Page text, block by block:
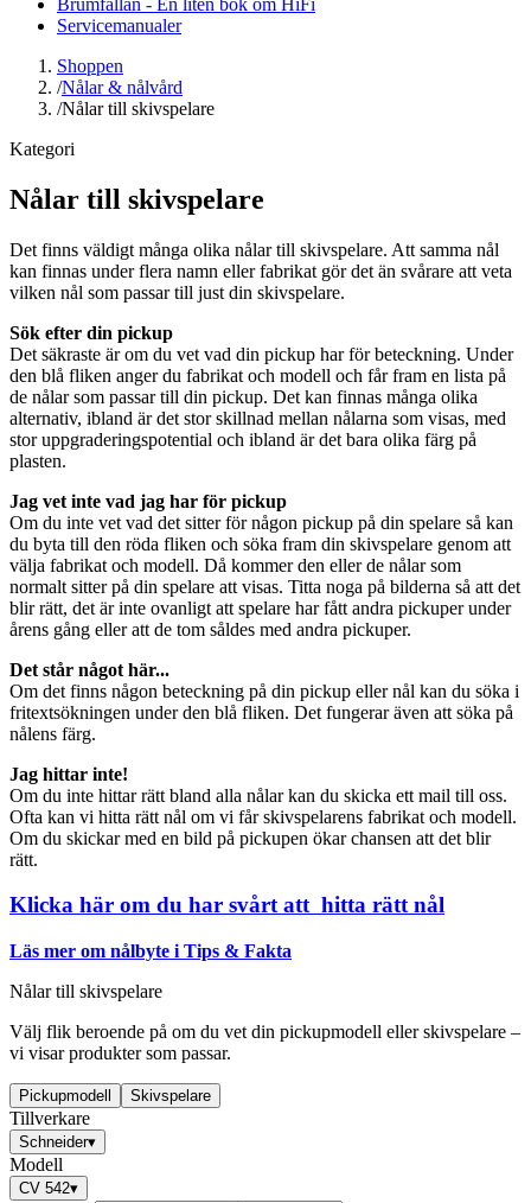
Servicemanualer
Shoppen
/Nålar & nålvård
/Nålar till skivspelare
Kategori
Nålar till skivspelare
Det finns väldigt många olika nålar till skivspelare. Att samma nål
kan finnas under flera namn eller fabrikat gör det än svårare att veta
vilken nål som passar till just din skivspelare.
Sök efter din pickup
Det säkraste är om du vet vad din pickup har för beteckning. Under
den blå fliken anger du fabrikat och modell och får fram en lista på
de nålar som passar till din pickup. Det kan finnas många olika
alternativ, ibland är det stor skillnad mellan nålarna som visas, med
stor uppgraderingspotential och ibland är det bara olika färg på
plasten.
Jag vet inte vad jag har för pickup
Om du inte vet vad det sitter för någon pickup på din spelare så kan
du byta till den röda fliken och söka fram din skivspelare genom att
välja fabrikat och modell. Då kommer den eller de nålar som
normalt sitter på din spelare att visas. Titta noga på bilderna så att det
blir rätt, det är inte ovanligt att spelare har fått andra pickuper under
årens gång eller att de tom såldes med andra pickuper.
Det står något här...
Om det finns någon beteckning på din pickup eller nål kan du söka i
fritextsökningen under den blå fliken. Det fungerar även att söka på
nålens färg.
Jag hittar inte!
Om du inte hittar rätt bland alla nålar kan du skicka ett mail till oss.
Ofta kan vi hitta rätt nål om vi får skivspelarens fabrikat och modell.
Om du skickar med en bild på pickupen ökar chansen att det blir
rätt.
Klicka här om du har svårt att hitta rätt nål
Läs mer om nålbyte i Tips & Fakta
Nålar till skivspelare
Välj flik beroende på om du vet din pickupmodell eller skivspelare –
vi visar produkter som passar.
Pickupmodell Skivspelare
Tillverkare
Schneider▾
Modell
CV 542▾